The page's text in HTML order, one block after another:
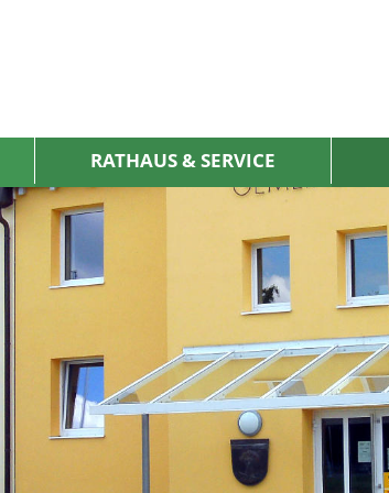
RATHAUS & SERVICE